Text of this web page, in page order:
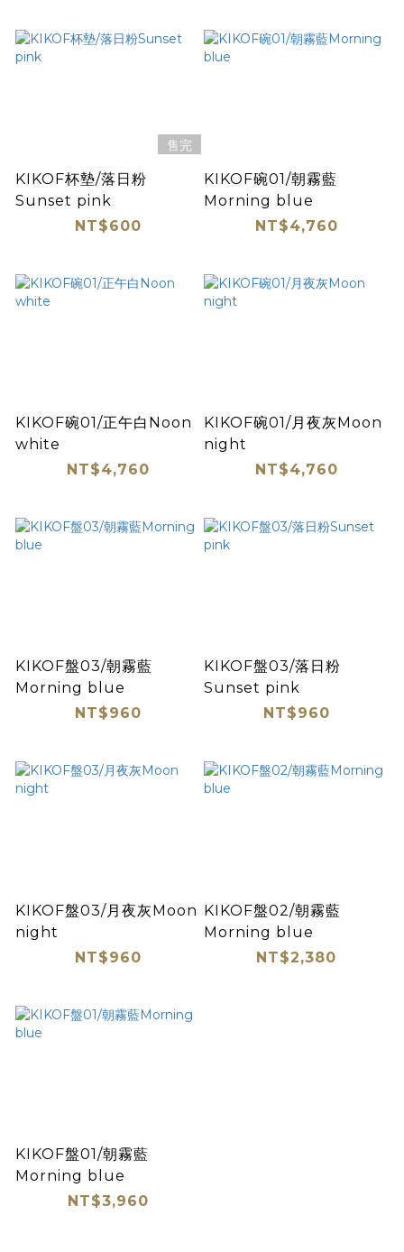
售完
KIKOF杯墊/落日粉
Sunset pink
NT$600
KIKOF碗01/朝霧藍
Morning blue
NT$4,760
KIKOF碗01/正午白Noon
white
NT$4,760
KIKOF碗01/月夜灰Moon
night
NT$4,760
KIKOF盤03/朝霧藍
Morning blue
NT$960
KIKOF盤03/落日粉
Sunset pink
NT$960
KIKOF盤03/月夜灰Moon
night
NT$960
KIKOF盤02/朝霧藍
Morning blue
NT$2,380
KIKOF盤01/朝霧藍
Morning blue
NT$3,960